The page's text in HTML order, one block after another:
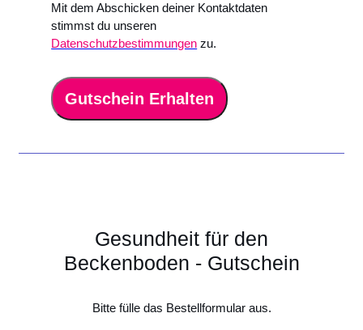
Mit dem Abschicken deiner Kontaktdaten
stimmst du unseren
Datenschutzbestimmungen zu.
Gutschein Erhalten
Gesundheit für den
Beckenboden - Gutschein
Bitte fülle das Bestellformular aus.